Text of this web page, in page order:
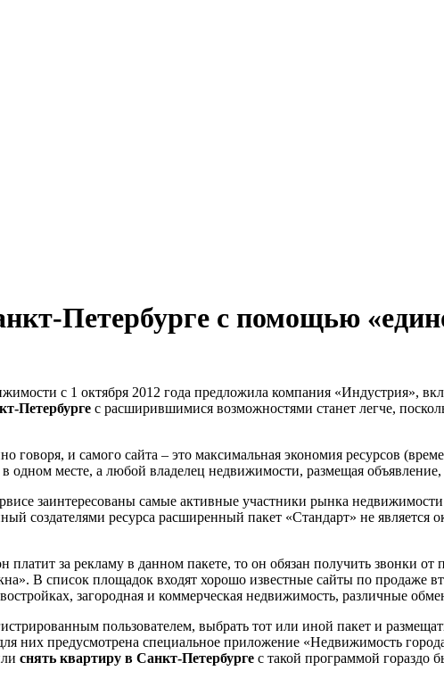
Петербурге с помощью
с 1 октября 2012 года предложила компания «Индустрия»,
Петербурге с расширившимися возможностями станет легче,
говоря, и самого сайта – это максимальная экономия ресурсов
одном месте, а любой владелец недвижимости, размещая
заинтересованы самые активные участники рынка
создателями ресурса расширенный пакет «Стандарт» не является
платит за рекламу в данном пакете, то он обязан получить звонки
В список площадок входят хорошо известные сайты по продаже
загородная и коммерческая недвижимость, различные
пользователем, выбрать тот или иной пакет и
них предусмотрена специальное приложение «Недвижимость
снять квартиру в Санкт-Петербурге с такой программой гораздо